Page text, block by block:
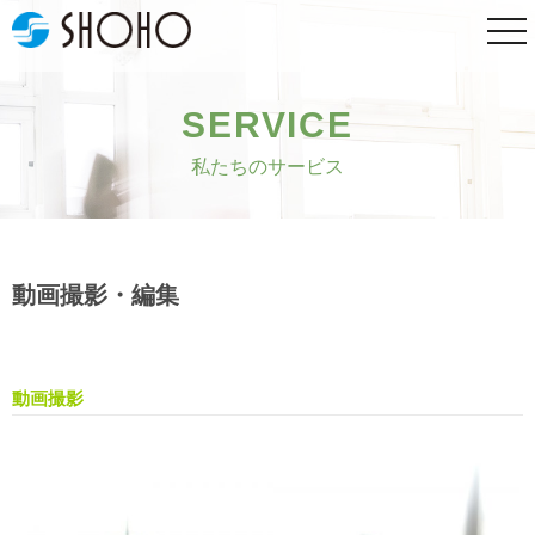
SERVICE
私たちのサービス
動画撮影・編集
動画撮影